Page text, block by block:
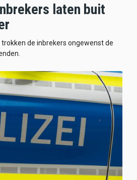
laten buit
de inbrekers ongewenst de